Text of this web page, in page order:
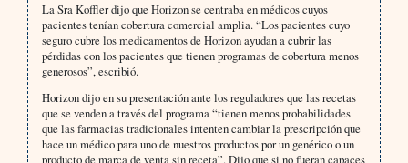
La Sra Koffler dijo que Horizon se centraba en médicos cuyos
pacientes tenían cobertura comercial amplia. “Los pacientes cuyo
seguro cubre los medicamentos de Horizon ayudan a cubrir las
pérdidas con los pacientes que tienen programas de cobertura menos
generosos”, escribió.
Horizon dijo en su presentación ante los reguladores que las recetas
que se venden a través del programa “tienen menos probabilidades
que las farmacias tradicionales intenten cambiar la prescripción que
hace un médico para uno de nuestros productos por un genérico o un
producto de marca de venta sin receta”. Dijo que si no fueran capaces